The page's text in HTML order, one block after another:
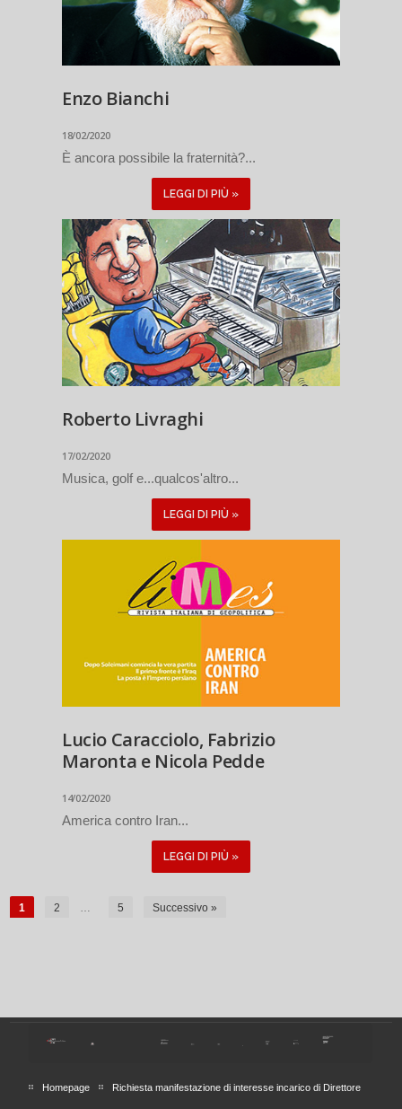
Enzo Bianchi
18/02/2020
È ancora possibile la fraternità?...
LEGGI DI PIÙ »
Roberto Livraghi
17/02/2020
Musica, golf e...qualcos'altro...
LEGGI DI PIÙ »
Lucio Caracciolo, Fabrizio
Maronta e Nicola Pedde
14/02/2020
America contro Iran...
LEGGI DI PIÙ »
1 2 … 5 Successivo »
Homepage Richiesta manifestazione di interesse incarico di Direttore